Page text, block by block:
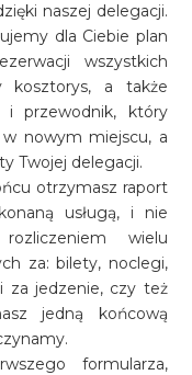
naszej delegacji.
dla Ciebie plan
wszystkich
kosztorys, a także
i przewodnik, który
w nowym miejscu, a
Twojej delegacji.
otrzymasz raport
usługą, i nie
wielu
za: bilety, noclegi,
za jedzenie, czy też
jedną końcową
formularza,